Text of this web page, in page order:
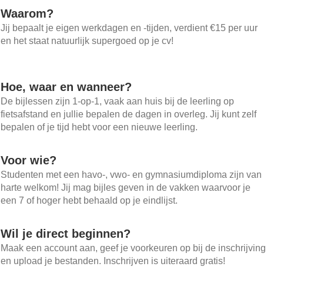
Waarom?
Jij bepaalt je eigen werkdagen en -tijden, verdient €15 per uur
en het staat natuurlijk supergoed op je cv!
Hoe, waar en wanneer?
De bijlessen zijn 1-op-1, vaak aan huis bij de leerling op
fietsafstand en jullie bepalen de dagen in overleg. Jij kunt zelf
bepalen of je tijd hebt voor een nieuwe leerling.
Voor wie?
Studenten met een havo-, vwo- en gymnasiumdiploma zijn van
harte welkom! Jij mag bijles geven in de vakken waarvoor je
een 7 of hoger hebt behaald op je eindlijst.
Wil je direct beginnen?
Maak een account aan, geef je voorkeuren op bij de inschrijving
en upload je bestanden. Inschrijven is uiteraard gratis!